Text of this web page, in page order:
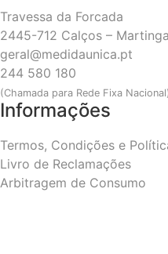
Travessa da Forcada
2445-712 Calços –
geral@medidaunica.pt
244 580 180
(Chamada para Rede Fixa
Informações
Termos, Condições e
Livro de Reclamações
Arbitragem de Consumo